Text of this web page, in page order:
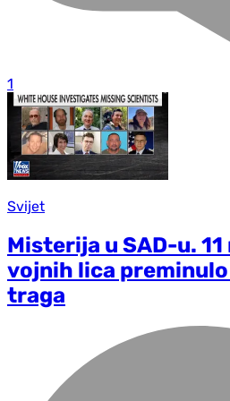
1
Svijet
Misterija u SAD-u.
vojnih lica
traga